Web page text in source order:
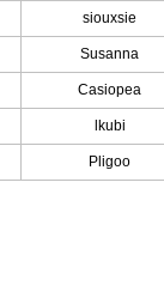
siouxsie
Susanna
Casiopea
lkubi
Pligoo